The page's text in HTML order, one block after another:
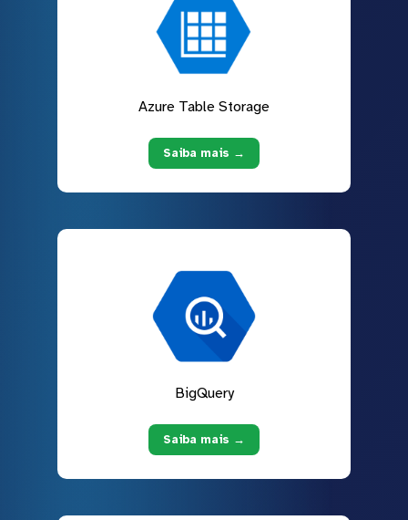
Azure Table Storage
Saiba mais →
BigQuery
Saiba mais →